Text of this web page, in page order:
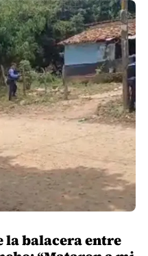
la balacera entre